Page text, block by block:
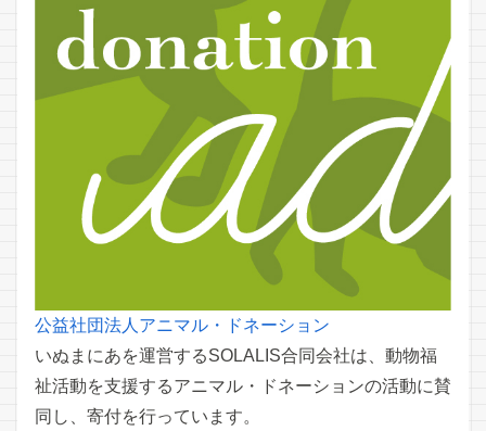
公益社団法人アニマル・ドネーション
いぬまにあを運営するSOLALIS合同会社は、動物福
祉活動を支援するアニマル・ドネーションの活動に賛
同し、寄付を行っています。